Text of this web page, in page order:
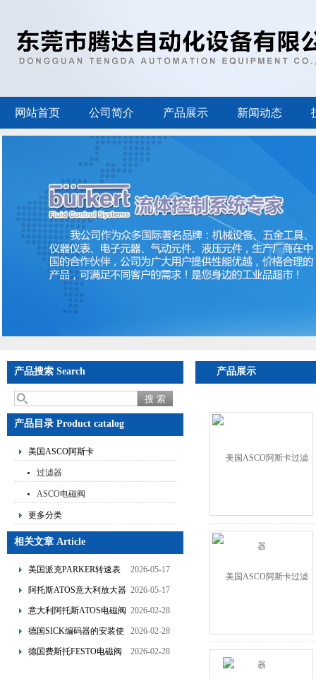
网站首页 公司简介 产品展示 新闻动态
产品搜索 Search
产品目录 Product catalog
美国ASCO阿斯卡
过滤器
ASCO电磁阀
更多分类
相关文章 Article
美国派克PARKER转速表
的使用说明
2026-05-17
阿托斯ATOS意大利放大器
的产品介绍
2026-05-17
意大利阿托斯ATOS电磁阀
的选型要点分享
2026-02-28
德国SICK编码器的安装使
用和主要作用讲解
2026-02-28
德国费斯托FESTO电磁阀
2026-02-28
产品展示